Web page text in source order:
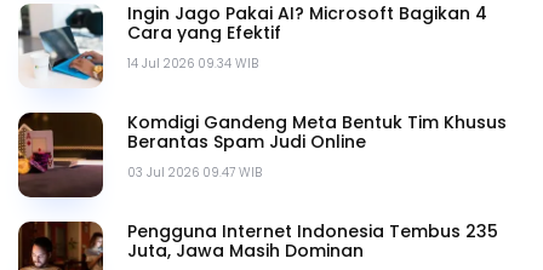
14 Jul 2026 09.34 WIB
Ingin Jago Pakai AI? Microsoft Bagikan 4
Cara yang Efektif
03 Jul 2026 09.47 WIB
Komdigi Gandeng Meta Bentuk Tim Khusus
Berantas Spam Judi Online
Pengguna Internet Indonesia Tembus 235
Juta, Jawa Masih Dominan